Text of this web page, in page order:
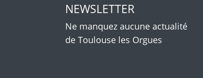
NEWSLETTER
Ne manquez aucune actualité
de Toulouse les Orgues